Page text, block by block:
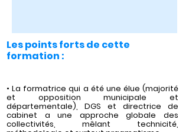
Les points forts de cette
formation :
• La formatrice qui a été une élue (majorité
et opposition municipale et
départementale), DGS et directrice de
cabinet a une approche globale des
collectivités, mêlant technicité,